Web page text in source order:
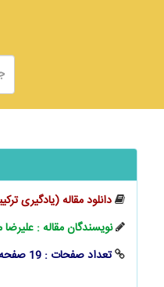
دانلود مقاله (یادگیری
نویسندگان مقاله :
تعداد صفحات : 19 صفحه